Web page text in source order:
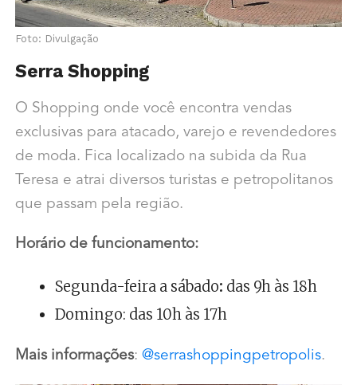
Foto: Divulgação
Serra Shopping
O Shopping onde você encontra vendas
exclusivas para atacado, varejo e revendedores
de moda. Fica localizado na subida da Rua
Teresa e atrai diversos turistas e petropolitanos
que passam pela região.
Horário de funcionamento:
Segunda-feira a sábado: das 9h às 18h
Domingo: das 10h às 17h
Mais informações: @serrashoppingpetropolis.